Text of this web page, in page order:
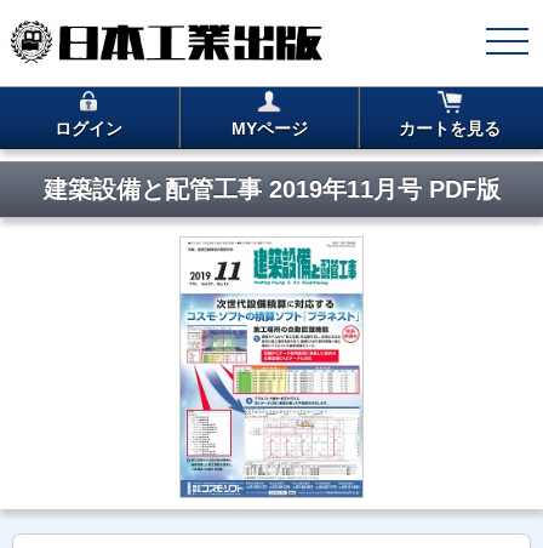
ログイン MYページ カートを見る
建築設備と配管工事 2019年11月号 PDF版